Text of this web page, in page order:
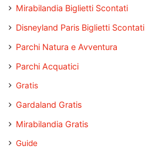
Mirabilandia Biglietti Scontati
Disneyland Paris Biglietti Scontati
Parchi Natura e Avventura
Parchi Acquatici
Gratis
Gardaland Gratis
Mirabilandia Gratis
Guide